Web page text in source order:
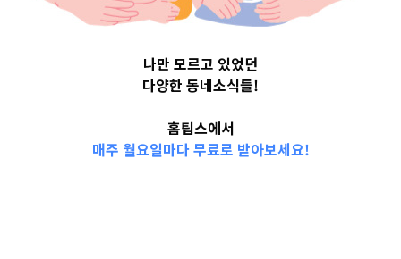
나만 모르고 있었던
다양한 동네소식들!
홈팁스에서
매주 월요일마다 무료로 받아보세요!